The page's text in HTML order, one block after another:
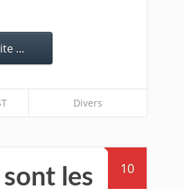
...
Divers
10
les